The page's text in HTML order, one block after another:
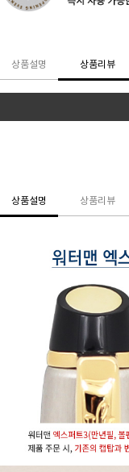
상품설명 상품리뷰
상품설명 상품리뷰